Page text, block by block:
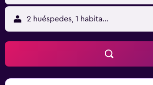
gratuitas (pueden existir restricciones).
de limpieza todos los días. Se pueden
actividades de ocio y esparcimiento que
abajo en las instalaciones o cerca del
posible que se aplique un recargo).
2 huéspedes, 1 habitación